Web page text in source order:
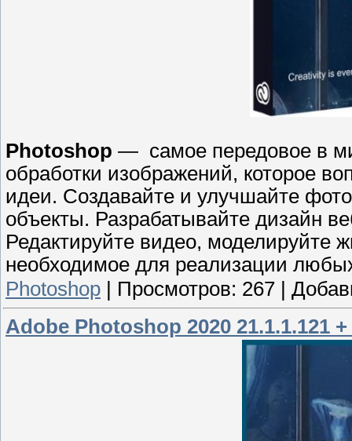
Photoshop — самое передовое в
обработки изображений, которое
идеи. Создавайте и улучшайте
объекты. Разрабатывайте дизайн
Редактируйте видео, моделируйте
необходимое для реализации
Photoshop
Просмотров: 267
Adobe Photoshop 2020 21.1.1.121